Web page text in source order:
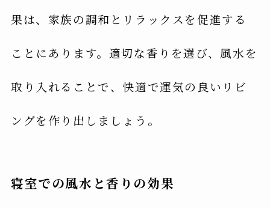
果は、家族の調和とリラックスを促進する
ことにあります。適切な香りを選び、風水を
取り入れることで、快適で運気の良いリビ
ングを作り出しましょう。
寝室での風水と香りの効果